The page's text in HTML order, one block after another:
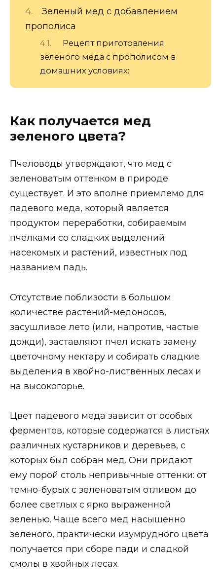
Зеленый мед с добавлением
прополиса
Рецепт приготовления
зеленого меда с прополисом в
домашних условиях:
Как получается мед
зеленого цвета?
Пчеловоды утверждают, что мед с
зеленоватым оттенком в природе
существует. И это вполне приемлемо для
падевого меда, который является
продуктом переработки, собираемым
пчелками со сладких выделений
насекомых и растений, известных под
названием падь.
Отсутствие поблизости в большом
количестве растений-медоносов,
засушливое лето (или, напротив, частые
дожди), заставляют пчел искать замену
цветочному нектару и собирать сладкие
выделения в хвойно-лиственных лесах и
на высокогорье.
Цвет падевого меда зависит от особых
ферментов, которые содержатся в листьях
различных кустарников и деревьев, с
которых был собран мед. Они придают
ему порой столь непривычные оттенки: от
темно-бурых с зеленоватым отливом до
более светлых с ярко выраженной
зеленью. Чаще всего мед насыщенно
зеленого, практически изумрудного цвета
получается при сборе пади и сладкой
смолы в хвойных лесах.